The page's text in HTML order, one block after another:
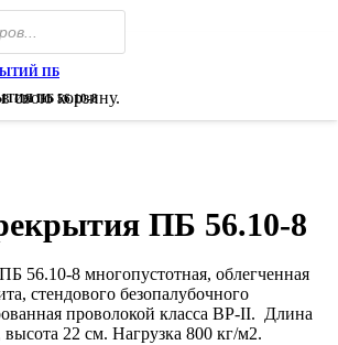
свою корзину.
ПБ
ПБ 56.10-8
ПБ 56.10-8
56.10-8 многопустотная, облегченная
стендового безопалубочного
проволокой класса ВР-II. Длина
22 см. Нагрузка 800 кг/м2.